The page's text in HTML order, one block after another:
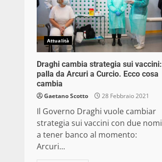
Attualità
Draghi cambia strategia sui vaccini:
palla da Arcuri a Curcio. Ecco cosa
cambia
Gaetano Scotto 28 Febbraio 2021
Il Governo Draghi vuole cambiar
strategia sui vaccini con due nomi
a tener banco al momento:
Arcuri...